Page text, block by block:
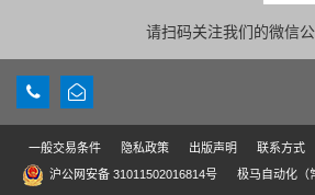
请扫码关注我们的微信
一般交易条件 隐私政策 出版声明 联系方式
沪公网安备 31011502016814号
极马自动化（